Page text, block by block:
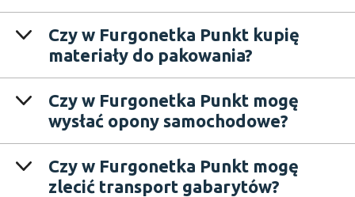
Czy w Furgonetka Punkt kupię
materiały do pakowania?
Czy w Furgonetka Punkt mogę
wysłać opony samochodowe?
Czy w Furgonetka Punkt mogę
zlecić transport gabarytów?